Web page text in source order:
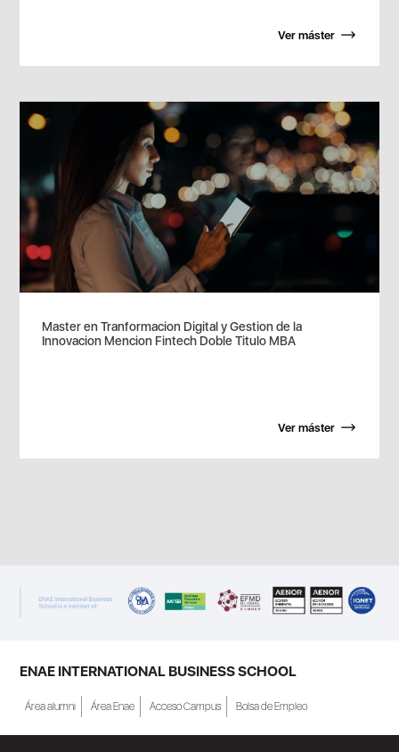
Ver máster
Master en Tranformacion Digital y Gestion de la
Innovacion Mencion Fintech Doble Titulo MBA
Ver máster
ENAE INTERNATIONAL BUSINESS SCHOOL
Área alumni Área Enae Acceso Campus Bolsa de Empleo